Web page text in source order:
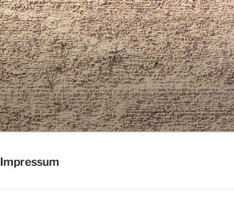
Impressum